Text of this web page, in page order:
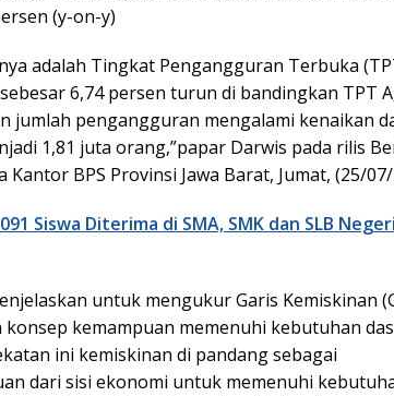
(y-on-y)
adalah Tingkat Pengangguran Terbuka
6,74 persen turun di bandingkan TPT
jumlah pengangguran mengalami kenaikan
1,81 juta orang,”papar Darwis pada rilis
Kantor BPS Provinsi Jawa Barat, Jumat, (25/
Siswa Diterima di SMA, SMK dan SLB
untuk mengukur Garis Kemiskinan
kemampuan memenuhi kebutuhan
ini kemiskinan di pandang sebagai
dari sisi ekonomi untuk memenuhi